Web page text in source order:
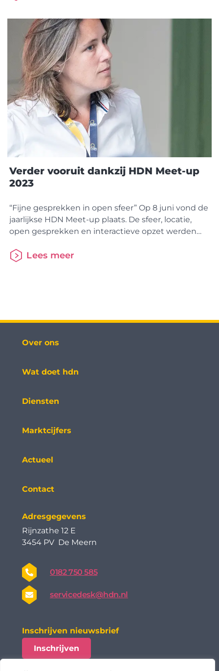
beschikbaar via Faster Forward (Elements en
eBlinqx). Om als adviseur de klant tijdens de
looptijd
Verder vooruit dankzij HDN Meet-up
2023
“Fijne gesprekken in open sfeer” Op 8 juni vond de
jaarlijkse HDN Meet-up plaats. De sfeer, locatie,
open gesprekken en interactieve opzet werden
plenaire gedeelte deelde Reinier van der Heijden
Lees meer
Over ons
Wat doet hdn
Diensten
Marktcijfers
Actueel
Contact
Adresgegevens
Rijnzathe 12 E
3454 PV De Meern
0182 750 585
servicedesk@hdn.nl
Inschrijven nieuwsbrief
Inschrijven